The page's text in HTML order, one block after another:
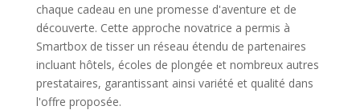
chaque cadeau en une promesse d'aventure et de
découverte. Cette approche novatrice a permis à
Smartbox de tisser un réseau étendu de partenaires
incluant hôtels, écoles de plongée et nombreux autres
prestataires, garantissant ainsi variété et qualité dans
l'offre proposée.